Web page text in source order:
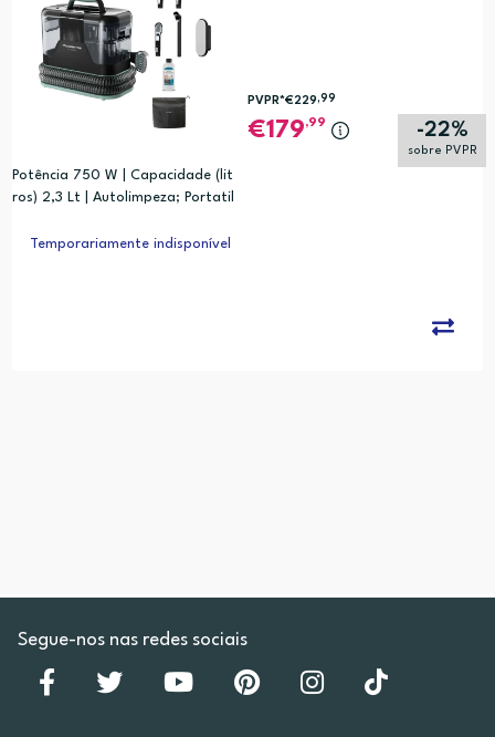
Potência 750 W | Capacidade (lit
ros) 2,3 Lt | Autolimpeza; Portatil
-22%
sobre PVPR
PVPR*€229 ,99
179,99
Temporariamente indisponível
Segue-nos nas redes sociais